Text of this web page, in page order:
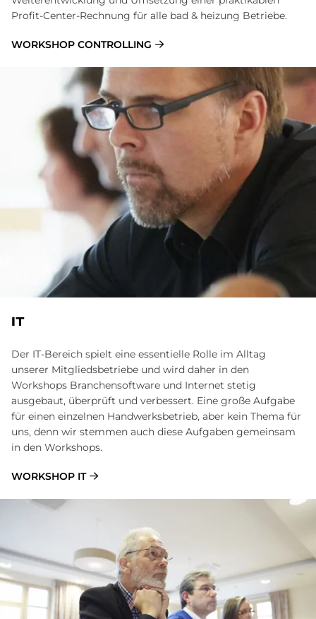
Profit-Center-Rechnung für alle bad & heizung Betriebe.
WORKSHOP CONTROLLING
IT
Der IT-Bereich spielt eine essentielle Rolle im Alltag
unserer Mitgliedsbetriebe und wird daher in den
Workshops Branchensoftware und Internet stetig
ausgebaut, überprüft und verbessert. Eine große Aufgabe
für einen einzelnen Handwerksbetrieb, aber kein Thema für
uns, denn wir stemmen auch diese Aufgaben gemeinsam
in den Workshops.
WORKSHOP IT